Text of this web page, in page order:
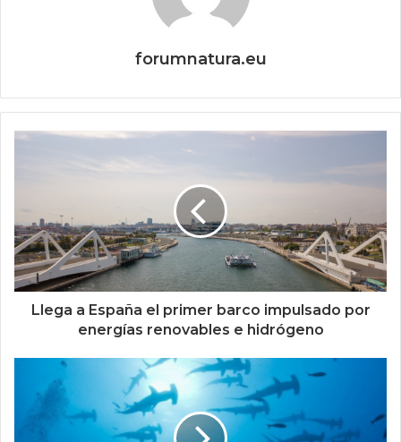
forumnatura.eu
Llega a España el primer barco impulsado por
energías renovables e hidrógeno